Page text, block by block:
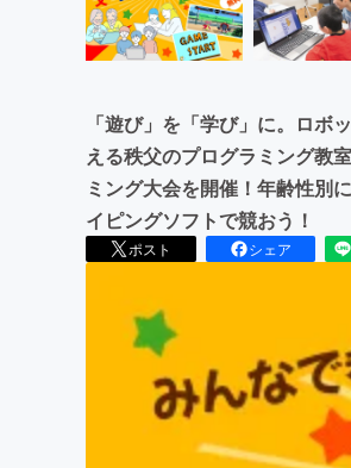
「遊び」を「学び」に。ロ
える秩父のプログラミング教
ミング大会を開催！年齢性別
イピングソフトで競おう！
ポスト シェア